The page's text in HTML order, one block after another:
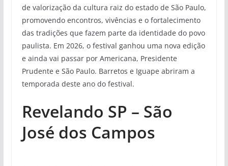
de valorização da cultura raiz do estado de São Paulo,
promovendo encontros, vivências e o fortalecimento
das tradições que fazem parte da identidade do povo
paulista. Em 2026, o festival ganhou uma nova edição
e ainda vai passar por Americana, Presidente
Prudente e São Paulo. Barretos e Iguape abriram a
temporada deste ano do festival.
Revelando SP – São
José dos Campos